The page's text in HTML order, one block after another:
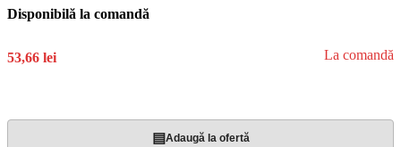
Disponibilă la comandă
53,66 lei La comandă
▤Adaugă la ofertă